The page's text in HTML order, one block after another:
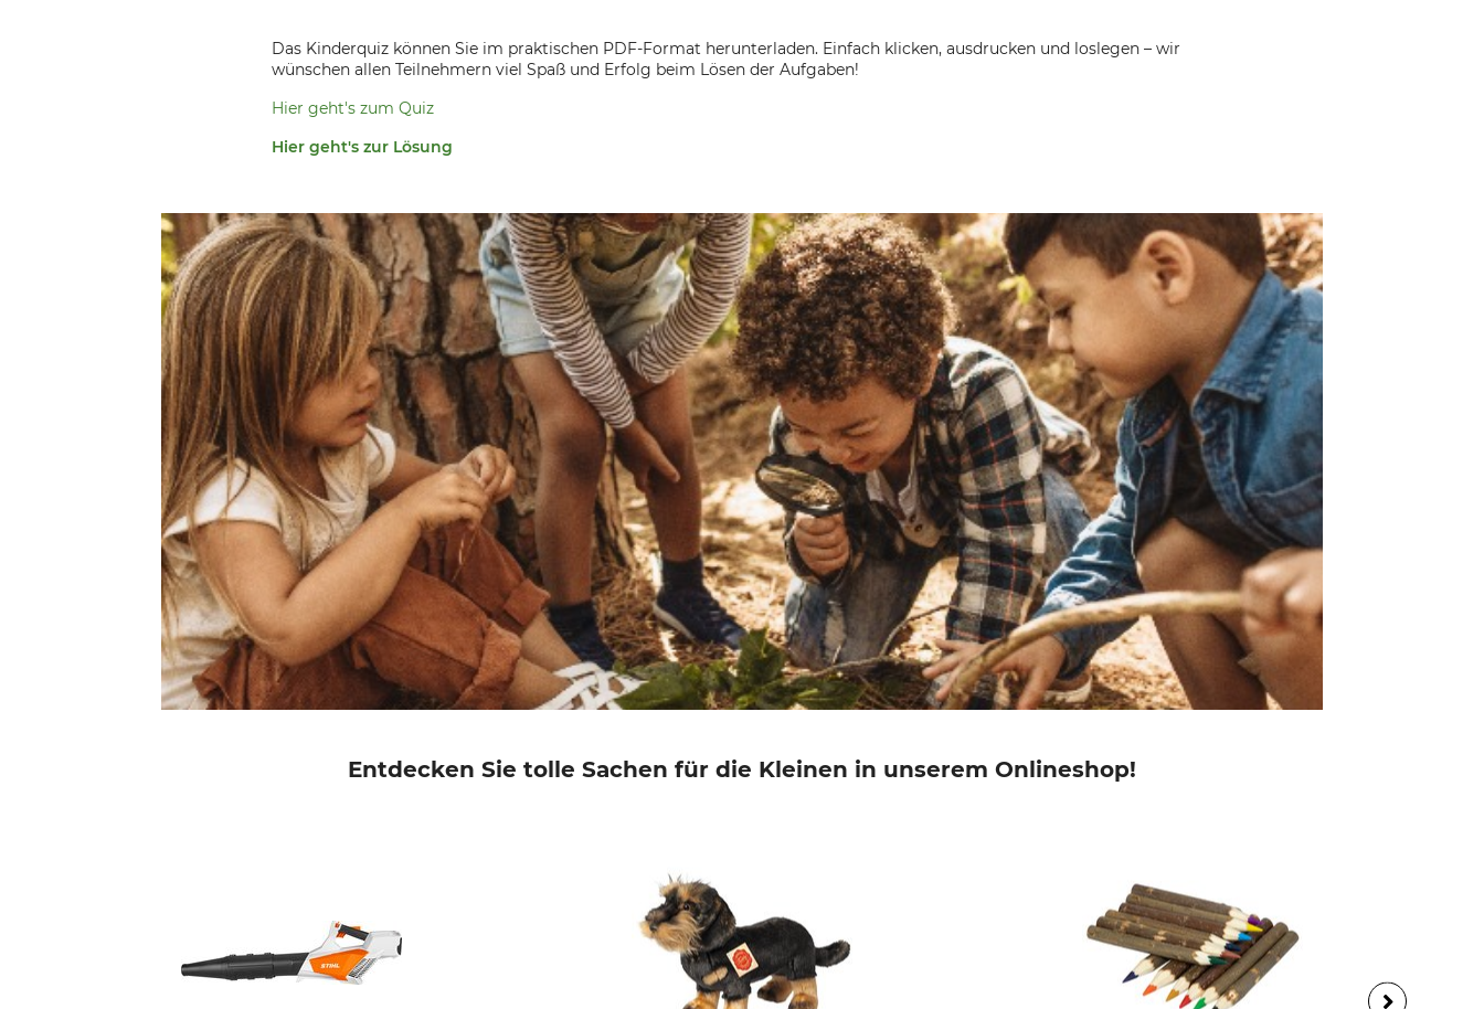
Das Kinderquiz können Sie im praktischen PDF-Format herunterladen. Einfach klicken, ausdrucken und loslegen – wir
wünschen allen Teilnehmern viel Spaß und Erfolg beim Lösen der Aufgaben!
Hier geht's zum Quiz
Hier geht's zur Lösung
Entdecken Sie tolle Sachen für die Kleinen in unserem Onlineshop!